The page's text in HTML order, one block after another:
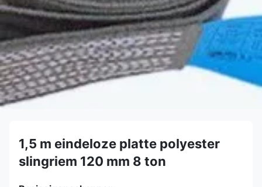
1,5 m eindeloze platte polyester
slingriem 120 mm 8 ton